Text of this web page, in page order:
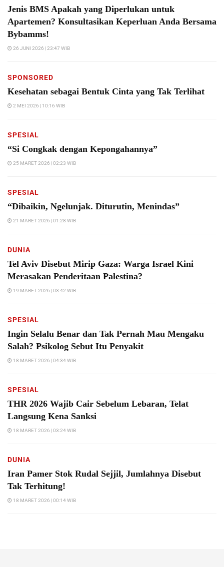
Jenis BMS Apakah yang Diperlukan untuk
Apartemen? Konsultasikan Keperluan Anda Bersama
Bybamms!
26 JUNI 2026 | 23:47 WIB
SPONSORED
Kesehatan sebagai Bentuk Cinta yang Tak Terlihat
2 MEI 2026 | 10:16 WIB
SPESIAL
“Si Congkak dengan Kepongahannya”
25 MARET 2026 | 02:23 WIB
SPESIAL
“Dibaikin, Ngelunjak. Diturutin, Menindas”
21 MARET 2026 | 01:28 WIB
DUNIA
Tel Aviv Disebut Mirip Gaza: Warga Israel Kini
Merasakan Penderitaan Palestina?
19 MARET 2026 | 03:42 WIB
SPESIAL
Ingin Selalu Benar dan Tak Pernah Mau Mengaku
Salah? Psikolog Sebut Itu Penyakit
18 MARET 2026 | 04:34 WIB
SPESIAL
THR 2026 Wajib Cair Sebelum Lebaran, Telat
Langsung Kena Sanksi
18 MARET 2026 | 03:24 WIB
DUNIA
Iran Pamer Stok Rudal Sejjil, Jumlahnya Disebut
Tak Terhitung!
18 MARET 2026 | 00:14 WIB